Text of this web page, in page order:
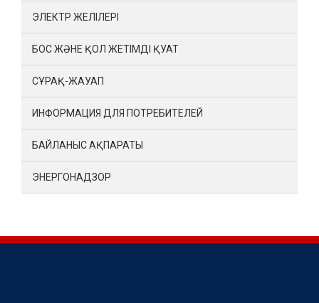
ЭЛЕКТР ЖЕЛІЛЕРІ
БОС ЖӘНЕ ҚОЛ ЖЕТІМДІ ҚУАТ
СҰРАҚ-ЖАУАП
ИНФОРМАЦИЯ ДЛЯ ПОТРЕБИТЕЛЕЙ
БАЙЛАНЫС АҚПАРАТЫ
ЭНЕРГОНАДЗОР